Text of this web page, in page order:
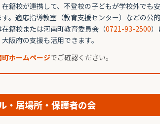
籍校が連携して、不登校の子どもが学校外でも
。適応指導教室（教育支援センター）などの公
籍校または河南町教育委員会（0721-93-2500）
阪府の支援も活用できます。
町ホームページでご確認ください。
・居場所・保護者の会